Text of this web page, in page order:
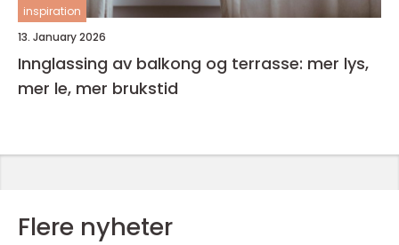
inspiration
13. January 2026
Innglassing av balkong og terrasse: mer lys,
mer le, mer brukstid
Flere nyheter